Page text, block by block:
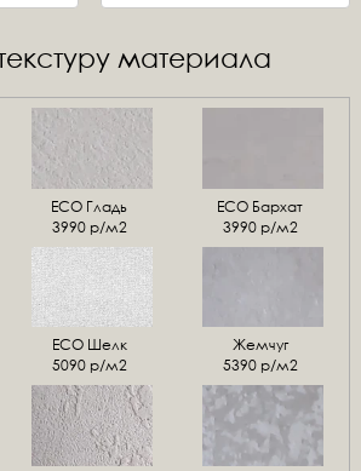
материала
ЕСО Гладь
3990 р/м2
ECO Бархат
3990 р/м2
ЕСО Шелк
5090 р/м2
Жемчуг
5390 р/м2